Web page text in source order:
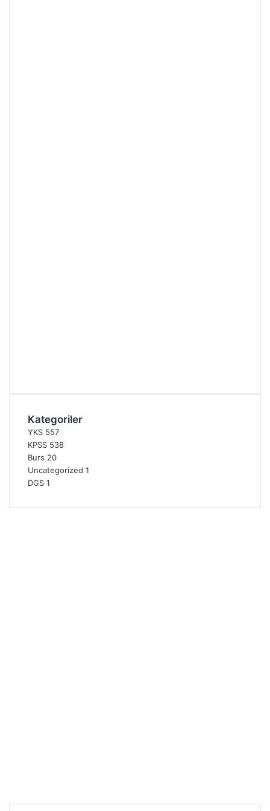
Kategoriler
YKS 557
KPSS 538
Burs 20
Uncategorized 1
DGS 1